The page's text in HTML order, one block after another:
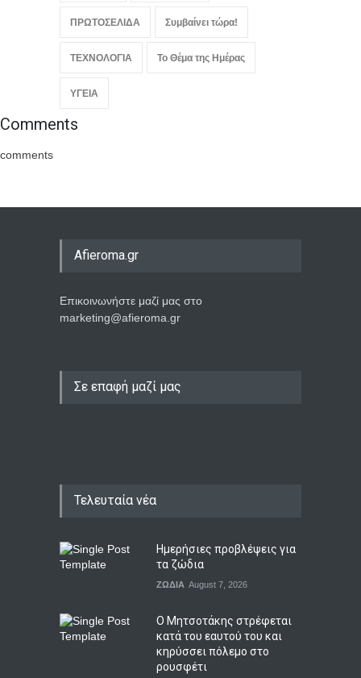
ΠΡΩΤΟΣΕΛΙΔΑ Συμβαίνει τώρα!
ΤΕΧΝΟΛΟΓΙΑ Το Θέμα της Ημέρας
ΥΓΕΙΑ
Comments
comments
Afieroma.gr
Επικοινωνήστε μαζί μας στο
marketing@afieroma.gr
Σε επαφή μαζί μας
Τελευταία νέα
Ημερήσιες προβλέψεις για
τα ζώδια
ΖΩΔΙΑ August 7, 2026
Ο Μητσοτάκης στρέφεται
κατά του εαυτού του και
κηρύσσει πόλεμο στο
ρουσφέτι